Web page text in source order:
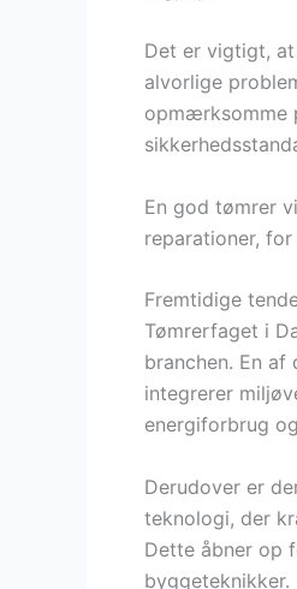
Det er vigtigt,
alvorlige
opmærksomme
En god tømrer
reparationer,
Fremtidige
Tømrerfaget i
branchen. En
integrerer
energiforbrug
Derudover er
teknologi, der
Dette åbner op
byggeteknikker.